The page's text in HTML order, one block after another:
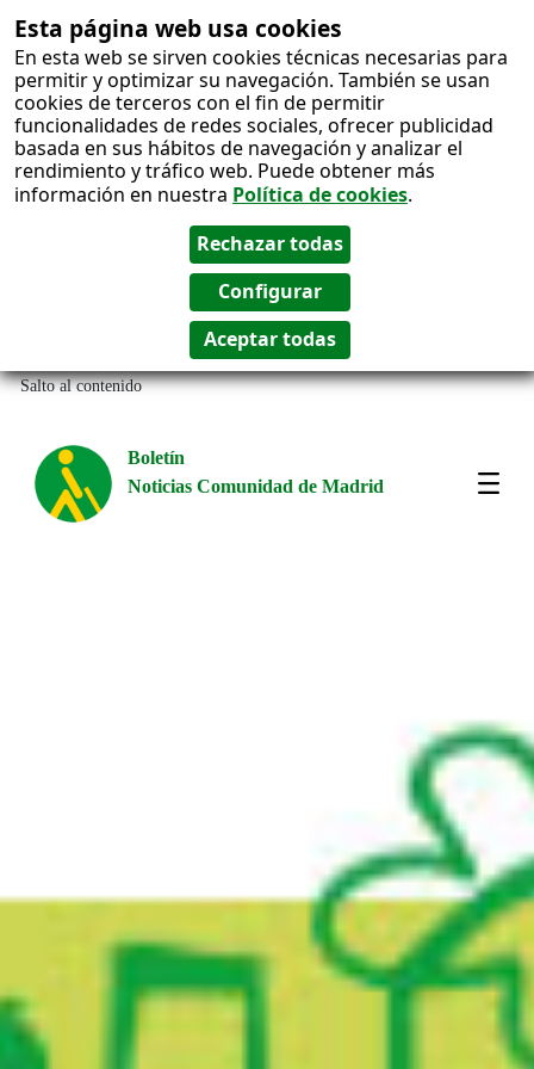
Esta página web usa cookies
En esta web se sirven cookies técnicas necesarias para
permitir y optimizar su navegación. También se usan
cookies de terceros con el fin de permitir
funcionalidades de redes sociales, ofrecer publicidad
basada en sus hábitos de navegación y analizar el
rendimiento y tráfico web. Puede obtener más
información en nuestra Política de cookies.
Salto al contenido
Boletín
Noticias Comunidad de Madrid